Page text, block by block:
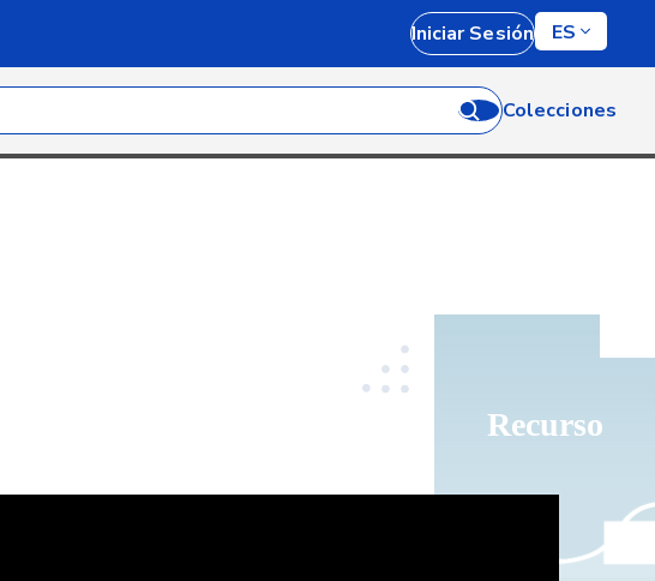
Iniciar Sesión ES
Colecciones
Recurso